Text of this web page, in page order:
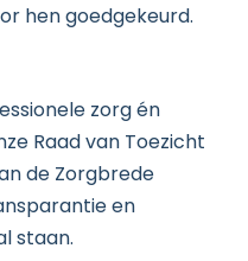
hen goedgekeurd.
zorg én
Raad van Toezicht
de Zorgbrede
en
staan.